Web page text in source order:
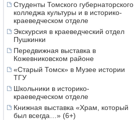
Студенты Томского губернаторского
колледжа культуры и в историко-
краеведческом отделе
Экскурсия в краеведческий отдел
Пушкинки
Передвижная выставка в
Кожевниковском районе
«Старый Томск» в Музее истории
ТГУ
Школьники в историко-
краеведческом отделе
Книжная выставка «Храм, который
был всегда…» (6+)